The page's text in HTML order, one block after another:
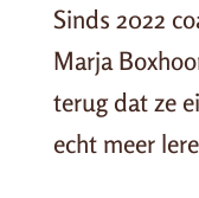
Sinds 2022
Marja
terug dat ze
echt meer